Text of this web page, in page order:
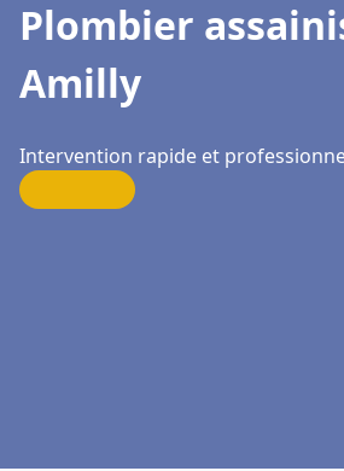
Plombier
Amilly
Intervention rapide et